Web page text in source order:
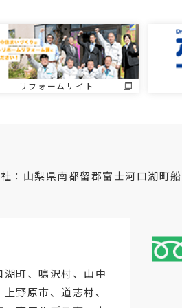
リフォームサイト
：山梨県南都留郡富士河口湖町
湖町、鳴沢村、山中
野原市、道志村、